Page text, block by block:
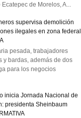
de Morelos, A...
supervisa demolición
ilegales en zona federal
pesada, trabajadores
y bardas, además de dos
para los negocios
inicia Jornada Nacional de
presidenta Sheinbaum